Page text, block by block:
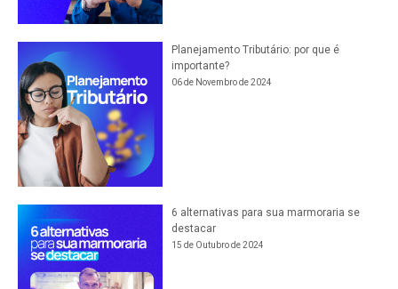
Planejamento Tributário: por que é
importante?
06 de Novembro de 2024
6 alternativas para sua marmoraria se
destacar
15 de Outubro de 2024